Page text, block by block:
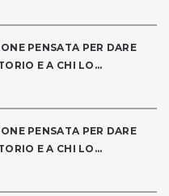
PENSATA PER DARE
E A CHI LO...
PENSATA PER DARE
E A CHI LO...